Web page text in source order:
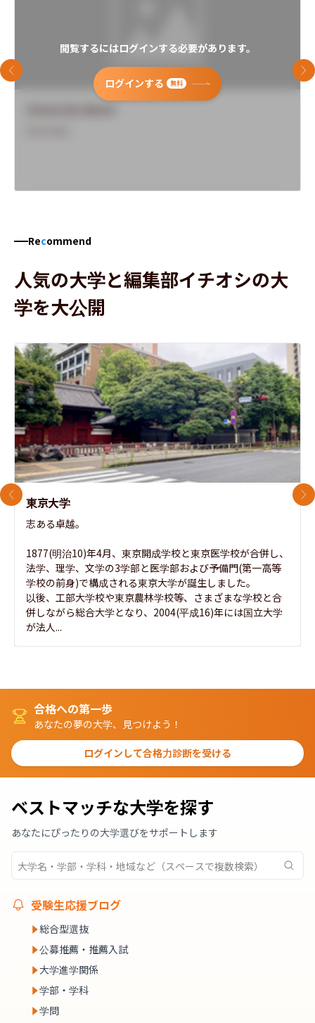
閲覧するにはログインする必要があります。
ログインする 無料
前のスライド 次
Recommend
人気の大学と編集部イチオシの大
学を大公開
東京大学
志ある卓越。
1877(明治10)年4月、東京開成学校と東京医学校が合併し、
法学、理学、文学の3学部と医学部および予備門(第一高等
学校の前身)で構成される東京大学が誕生しました。
以後、工部大学校や東京農林学校等、さまざまな学校と合
併しながら総合大学となり、2004(平成16)年には国立大学
が法人...
前のスライド 次
合格への第一歩
あなたの夢の大学、見つけよう！
ログインして合格力診断を受ける
ベストマッチな大学を探す
あなたにぴったりの大学選びをサポートします
受験生応援ブログ
総合型選抜
公募推薦・推薦入試
大学進学関係
学部・学科
学問